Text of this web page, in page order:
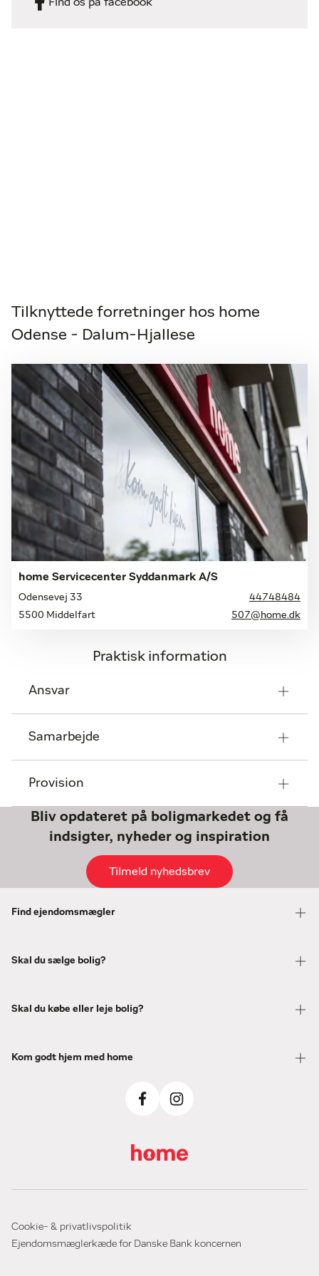
Tilknyttede forretninger hos home
Odense - Dalum-Hjallese
home Servicecenter Syddanmark A/S
Odensevej 33
44748484
5500 Middelfart
507@home.dk
Praktisk information
Ansvar
Samarbejde
Provision
Bliv opdateret på boligmarkedet og få
indsigter, nyheder og inspiration
Tilmeld nyhedsbrev
Find ejendomsmægler
Skal du sælge bolig?
Skal du købe eller leje bolig?
Kom godt hjem med home
Cookie- & privatlivspolitik
Ejendomsmæglerkæde for Danske Bank koncernen